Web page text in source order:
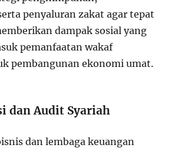
penyaluran zakat agar tepat
dampak sosial yang
pemanfaatan wakaf
pembangunan ekonomi umat.
dan Audit Syariah
dan lembaga keuangan